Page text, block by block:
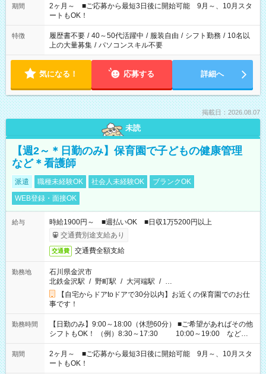
など、あなたのご希望に沿ったお仕事をご紹介します！ ※Wワ
ーク希望の方へ 今ご覧のお仕事で希望する勤務時間と、もう1つ
のお仕事の勤務時間。 合計で週40時間を超える場合は応募でき
ません
期間
2ヶ月～ ■ご応募から最短3日後に開始可能 9月～、10月スタ
ートもOK！
特徴 履歴書不要 / 40～50代活躍中 / 服装自由 / シフト勤務 / 10名以
上の大量募集 / パソコンスキル不要
気になる！ 応募する 詳細へ
掲載日：2026.08.07
未読
【週2～＊日勤のみ】保育園で子どもの健康管理
など＊看護師
派遣 職種未経験OK 社会人未経験OK
ブランクOK
WEB登録・面接OK
給与
時給1900円～ ■週払いOK ■日収1万5200円以上
交通費別途支給あり
交通費 交通費全額支給
勤務地
石川県金沢市
北鉄金沢駅 / 野町駅 / 大河端駅 / …
【自宅からドアtoドアで30分以内】お近くの保育園でのお仕
事です！
勤務時間
【日勤のみ】9:00～18:00（休憩60分） ■ご希望があればその他
シフトもOK！ （例）8:30～17:30 10:00～19:00 など
「家族とお休みを合わせたい」 「余裕を持って夕飯の準備がし
たい」 「できれば残業はしたくない」 など、ご希望があれば教
えてくださいね。 ※Wワーク希望の方へ 今ご覧のお仕事で希望
する勤務時間と、もう1つのお仕事の勤務時間。 合計で週40時
期間
2ヶ月～ ■ご応募から最短3日後に開始可能 9月～、10月スタ
ートもOK！